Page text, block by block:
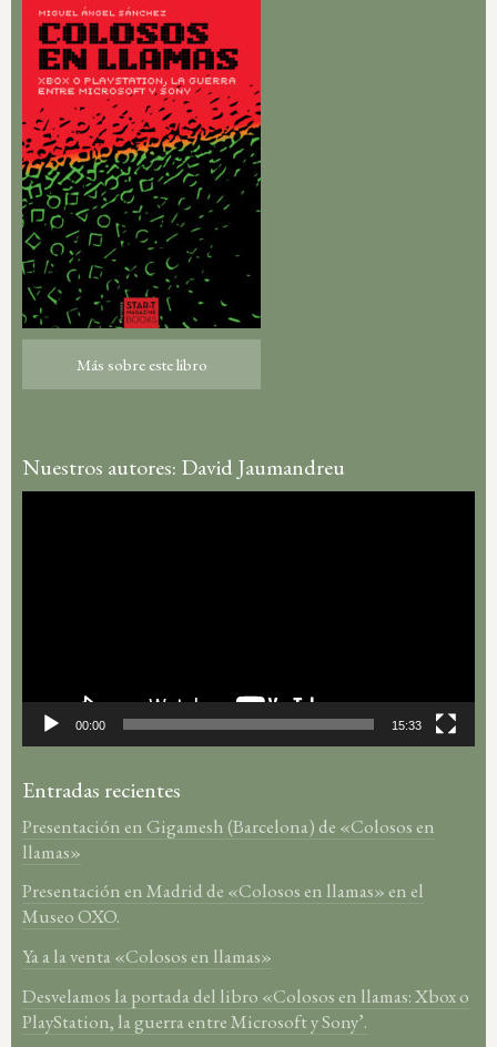
Más sobre este libro
Nuestros autores: David Jaumandreu
00:00 15:33
Entradas recientes
Presentación en Gigamesh (Barcelona) de «Colosos en
llamas»
Presentación en Madrid de «Colosos en llamas» en el
Museo OXO.
Ya a la venta «Colosos en llamas»
Desvelamos la portada del libro «Colosos en llamas: Xbox o
PlayStation, la guerra entre Microsoft y Sony’.